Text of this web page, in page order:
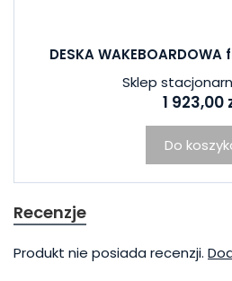
DESKA
Sklep
1 923,00
Do
Recenzje
Produkt nie posiada recenzji.